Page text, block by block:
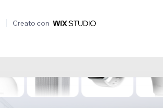
Creato con